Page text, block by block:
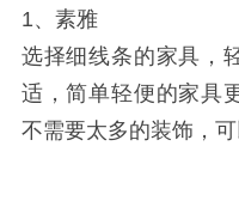
1、素雅
选择细线条的家具，
适，简单轻便的家具
不需要太多的装饰，